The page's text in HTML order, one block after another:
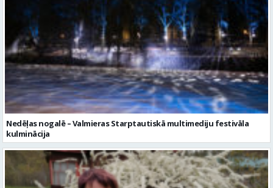
Nedēļas nogalē – Valmieras Starptautiskā multimediju festivāla
kulminācija